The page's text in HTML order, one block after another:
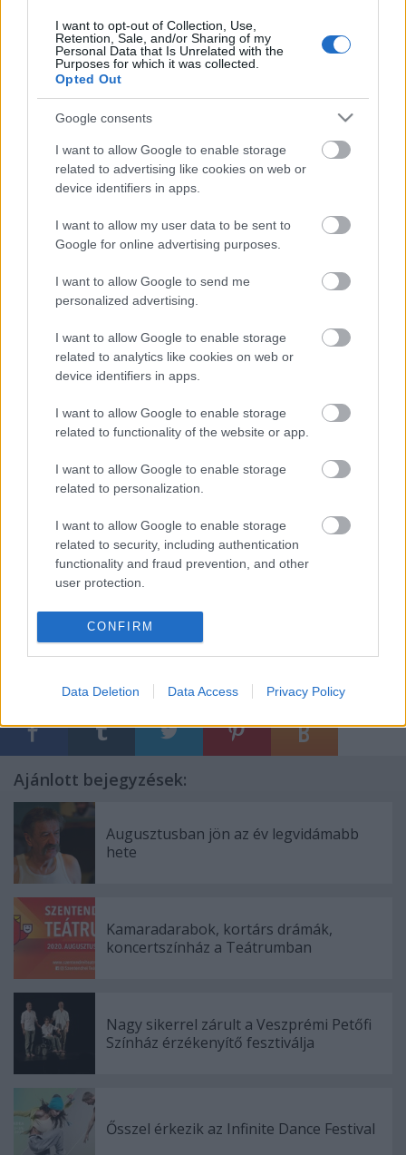
I want to opt-out of Collection, Use,
Retention, Sale, and/or Sharing of my
Personal Data that Is Unrelated with the
Purposes for which it was collected.
Opted Out
Google consents
I want to allow Google to enable storage
related to advertising like cookies on web or
device identifiers in apps.
I want to allow my user data to be sent to
Google for online advertising purposes.
I want to allow Google to send me
personalized advertising.
I want to allow Google to enable storage
related to analytics like cookies on web or
device identifiers in apps.
I want to allow Google to enable storage
related to functionality of the website or app.
I want to allow Google to enable storage
related to personalization.
I want to allow Google to enable storage
related to security, including authentication
functionality and fraud prevention, and other
user protection.
CONFIRM
Data Deletion Data Access Privacy Policy
A szentendrei fiatal művészek többségéhez
hasonlóan a szerkezetet hangsúlyozó, de gyengéden
lírai pasztelleket, főként önarcképeket és
csendéleteket készített. 1946-tól második férjével,
Jakovits Józseffelegyütt az Európai Iskola és az
kiállításain szerepelt, szürrealista ízű enigmatikus
bibliai parafrázisok és karcsú, táncoló
kromoszómaformák alkotója. 1948-ban festette meg
az addigi törekvései összefoglalásának is értékelhető
Szentendrét. A fordulat éve után a művészeti
nyilvánosságból kiszorulva keveset alkotott, de az ott
dolgozó Jakovits és
Bálint Endre
mellett a Vajda-
hagyatékot is őrző lakása évtizedekre a magyar
alternatív művészeti törekvések egyik otthona lett.
Svédországi tartózkodása alatt (1956-1957) kezdte
emlékeztető rajzait, finoman ívelt formákat ritmizáló
lírai absztrakt képeit. A 60-as évek első harmadától
térképek, a szinte zenei hatású, ritmikus tagolású
krétarajzok.
Az évtized vége felé "a lírai nőművész" szerepkörével
radikálisan szakítva egyre jobban foglalkoztatta a
tiszta színsíkok harmóniája és ritmikája, úgynevezett
piros képein, majd lépcsős, koporsós, végül körös
művein a perspektíva csapdahelyzetei, a hideg-
meleg színskála egymásra hatása érdekelték - áll a
kiállításról szóló ismertetőben.
Ajánlott bejegyzések:
Augusztusban jön az év legvidámabb
hete
Kamaradarabok, kortárs drámák,
koncertszínház a Teátrumban
Nagy sikerrel zárult a Veszprémi Petőfi
Színház érzékenyítő fesztiválja
Ősszel érkezik az Infinite Dance Festival